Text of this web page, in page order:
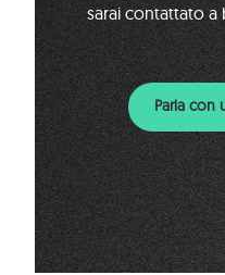
sarai contattato a
Parla con